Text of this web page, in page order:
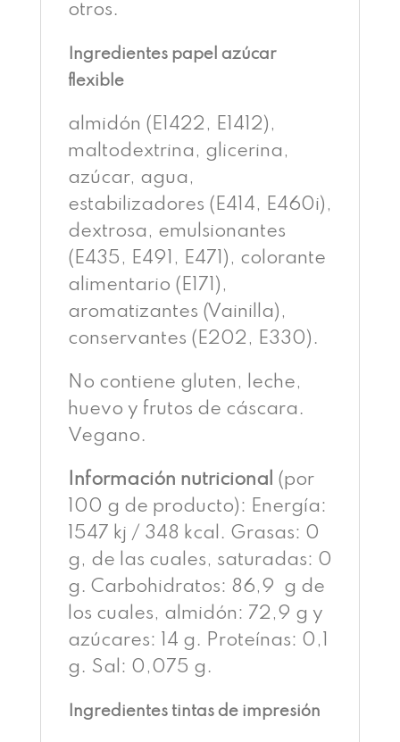
otros.
Ingredientes papel azúcar
flexible
almidón (E1422, E1412),
maltodextrina, glicerina,
azúcar, agua,
estabilizadores (E414, E460i),
dextrosa, emulsionantes
(E435, E491, E471), colorante
alimentario (E171),
aromatizantes (Vainilla),
conservantes (E202, E330).
No contiene gluten, leche,
huevo y frutos de cáscara.
Vegano.
Información nutricional (por
100 g de producto): Energía:
1547 kj / 348 kcal. Grasas: 0
g, de las cuales, saturadas: 0
g. Carbohidratos: 86,9 g de
los cuales, almidón: 72,9 g y
azúcares: 14 g. Proteínas: 0,1
g. Sal: 0,075 g.
Ingredientes tintas de impresión